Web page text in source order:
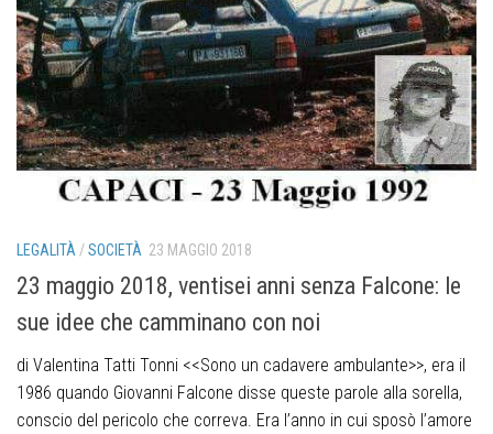
LEGALITÀ /SOCIETÀ 23 MAGGIO 2018
23 maggio 2018, ventisei anni senza Falcone: le
sue idee che camminano con noi
di Valentina Tatti Tonni <<Sono un cadavere ambulante>>, era il
1986 quando Giovanni Falcone disse queste parole alla sorella,
conscio del pericolo che correva. Era l’anno in cui sposò l’amore